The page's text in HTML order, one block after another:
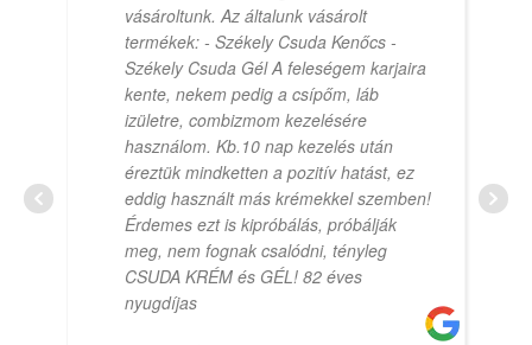
vásároltunk. Az általunk vásárolt
termékek: - Székely Csuda Kenőcs -
Székely Csuda Gél A feleségem karjaira
kente, nekem pedig a csípőm, láb
izületre, combizmom kezelésére
használom. Kb.10 nap kezelés után
éreztük mindketten a pozitív hatást, ez
eddig használt más krémekkel szemben!
Érdemes ezt is kipróbálás, próbálják
meg, nem fognak csalódni, tényleg
CSUDA KRÉM és GÉL! 82 éves
nyugdíjas